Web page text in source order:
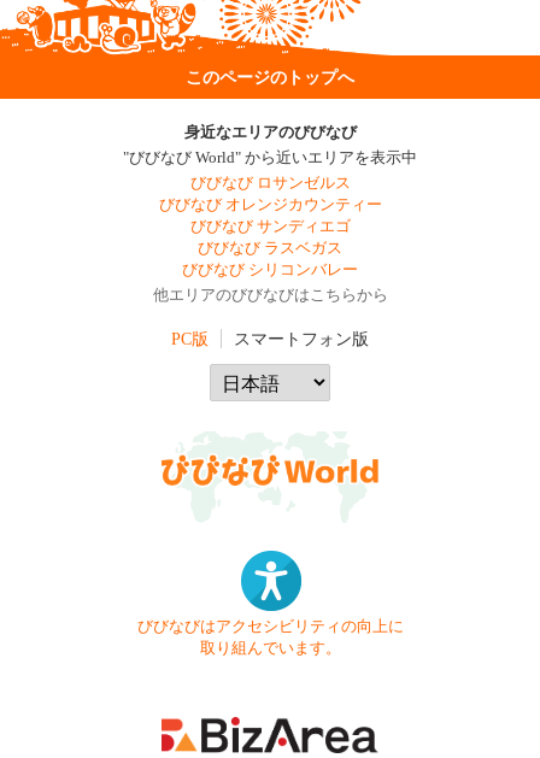
このページのトップへ
身近なエリアのびびなび
"びびなび World" から近いエリアを表示中
びびなび ロサンゼルス
びびなび オレンジカウンティー
びびなび サンディエゴ
びびなび ラスベガス
びびなび シリコンバレー
他エリアのびびなびはこちらから
PC版 スマートフォン版
びびなびはアクセシビリティの向上に
取り組んでいます。